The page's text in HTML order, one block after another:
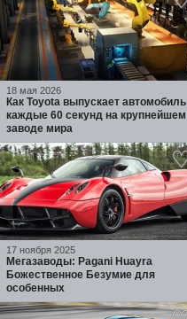
18 мая 2026
Как Toyota выпускает автомобиль
каждые 60 секунд на крупнейшем
заводе мира
17 ноября 2025
Мегазаводы: Pagani Huayra
Божественное Безумие для
особенных